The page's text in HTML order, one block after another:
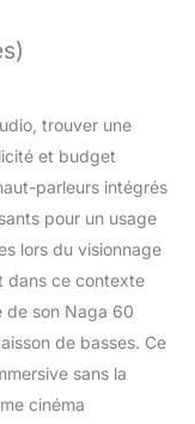
trouver une
et budget
parleurs intégrés
pour un usage
lors du visionnage
dans ce contexte
de son Naga 60
de basses. Ce
sans la
cinéma